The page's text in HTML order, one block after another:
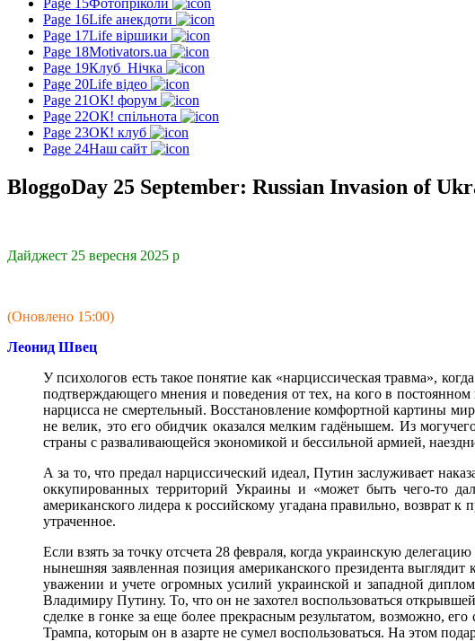
Page 15Фотопріколи
Page 16Life анекдоти
Page 17Life віршики
Page 18Motivators.ua
Page 19Клуб_Нічка
Page 20Life відео
Page 21ОК! форум
Page 22ОК! спільнота
Page 23ОК! клуб
Page 24Наш сайт
BloggoDay 25 September: Russian Invasion of
Дайджест 25 вересня 2025 р
(Оновлено 15:00)
Леонид Швец
У психологов есть такое понятие как «нарциссическая травма»,
подтверждающего мнения и поведения от тех, на кого в
нарцисса не смертельный. Восстановление комфортной картины
не велик, это его обидчик оказался мелким гадёнышем. Из
страны с разваливающейся экономикой и бессильной армией,
А за то, что предал нарциссический идеал, Путин заслуживает
оккупированных территорий Украины и «может быть чего-то
американского лидера к российскому угадана правильно, возврат
утраченное.
Если взять за точку отсчета 28 февраля, когда украинскую
нынешняя заявленная позиция американского президента
уважении и учете огромных усилий украинской и западной
Владимиру Путину. То, что он не захотел воспользоваться
сделке в гонке за еще более прекрасным результатом, возможно,
Трампа, которым он в азарте не сумел воспользоваться. На этом